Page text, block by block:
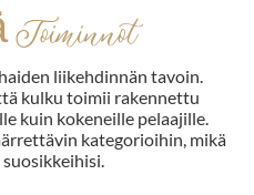
Toiminnot
liikehdinnän tavoin.
kulku toimii rakennettu
kuin kokeneille pelaajille.
kategorioihin, mikä